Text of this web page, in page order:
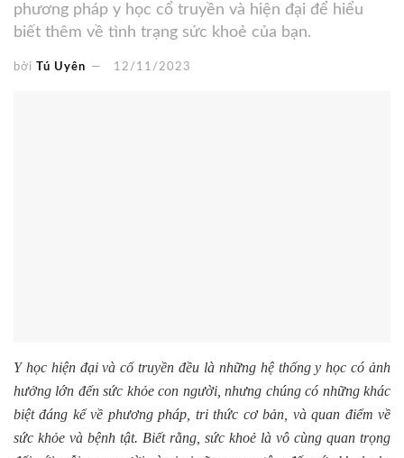
phương pháp y học cổ truyền và hiện đại để hiểu
biết thêm về tình trạng sức khoẻ của bạn.
bởi Tú Uyên 12/11/2023
Y học hiện đại và cổ truyền đều là những hệ thống y học có ảnh
hưởng lớn đến sức khỏe con người, nhưng chúng có những khác
biệt đáng kể về phương pháp, tri thức cơ bản, và quan điểm về
sức khỏe và bệnh tật. Biết rằng, sức khoẻ là vô cùng quan trọng